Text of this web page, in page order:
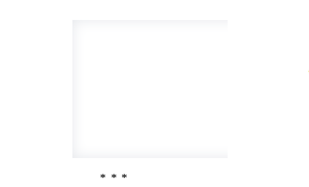
* * *